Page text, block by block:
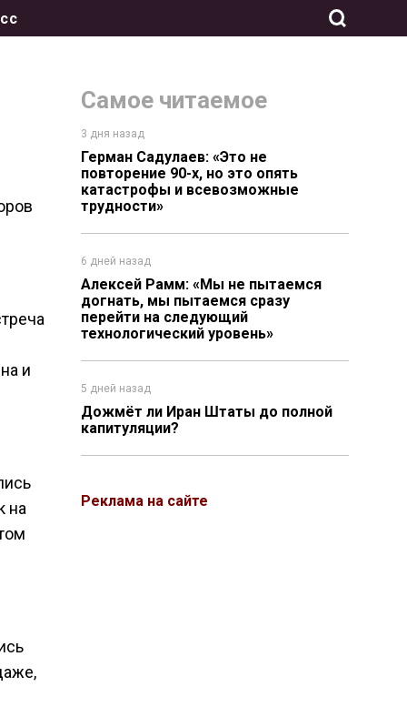
Самое читаемое
3 дня назад
Герман Садулаев: «Это не
повторение 90-х, но это опять
катастрофы и всевозможные
трудности»
6 дней назад
Алексей Рамм: «Мы не пытаемся
догнать, мы пытаемся сразу
перейти на следующий
технологический уровень»
5 дней назад
Дожмёт ли Иран Штаты до полной
капитуляции?
Реклама на сайте
и
на